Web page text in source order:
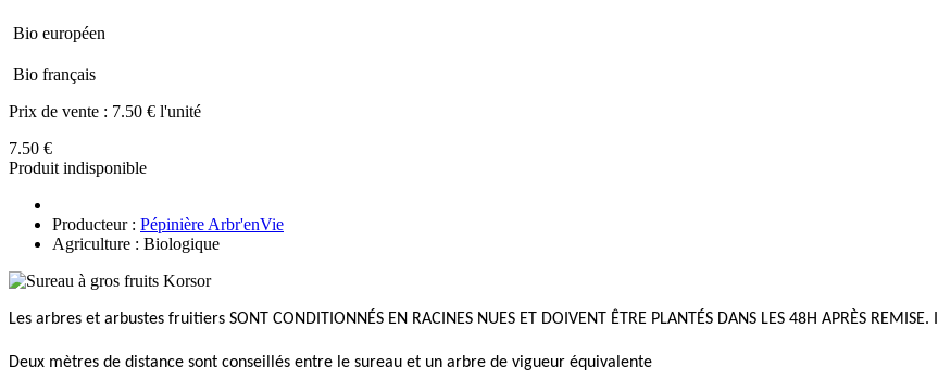
Bio européen
Bio français
Prix de vente : 7.50 € l'unité
7.50 €
Produit indisponible
Producteur : Pépinière Arbr'enVie
Agriculture : Biologique
Les arbres et arbustes fruitiers SONT CONDITIONNÉS EN RACINES NUES ET DOIVENT ÊTRE PLANTÉS DANS LES 48H APRÈS
Deux mètres de distance sont conseillés entre le sureau et un arbre de vigueur équivalente